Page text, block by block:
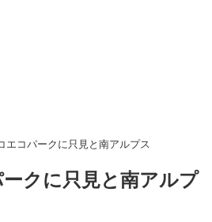
エコパークに只見と南アルプス
クに只見と南アルプ